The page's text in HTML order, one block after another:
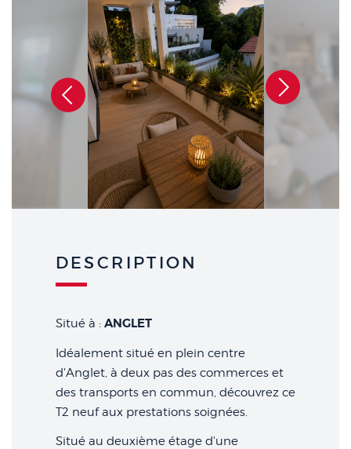
Précédent
Suivant
DESCRIPTION
Situé à : ANGLET
Idéalement situé en plein centre
d'Anglet, à deux pas des commerces et
des transports en commun, découvrez ce
T2 neuf aux prestations soignées.
Situé au deuxième étage d'une